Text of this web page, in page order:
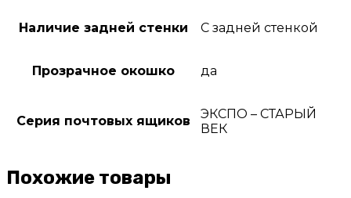
Наличие задней стенки С задней стенкой
Прозрачное окошко да
Серия почтовых ящиков
ЭКСПО – СТАРЫЙ
ВЕК
Похожие товары